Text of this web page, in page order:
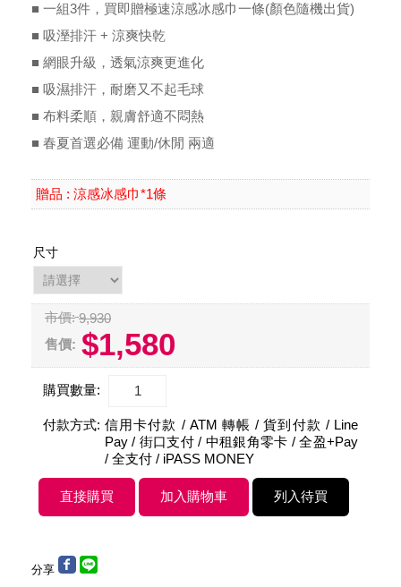
■ 一組3件，買即贈極速涼感冰感巾一條(顏色隨機出貨)
■ 吸溼排汗 + 涼爽快乾
■ 網眼升級，透氣涼爽更進化
■ 吸濕排汗，耐磨又不起毛球
■ 布料柔順，親膚舒適不悶熱
■ 春夏首選必備 運動/休閒 兩適
贈品 : 涼感冰感巾*1條
尺寸
市價: 9,930
售價: $1,580
購買數量:
付款方式: 信用卡付款 / ATM 轉帳 / 貨到付款 / Line
Pay / 街口支付 / 中租銀角零卡 / 全盈+Pay
/ 全支付 / iPASS MONEY
分享